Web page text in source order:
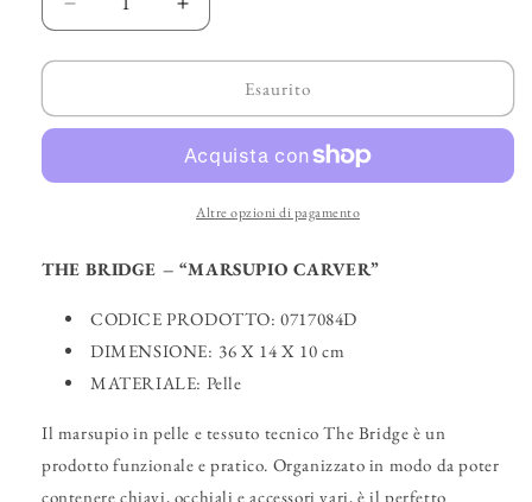
Diminuisci
quantità
per
BRIDGE
Carver”
Aumenta
quantità
per
BRIDGE
“Marsupio
Carver”
Esaurito
Altre opzioni di pagamento
THE BRIDGE – “MARSUPIO CARVER”
CODICE PRODOTTO: 0717084D
DIMENSIONE: 36 X 14 X 10 cm
MATERIALE: Pelle
Il marsupio in pelle e tessuto tecnico The Bridge è un
prodotto funzionale e pratico. Organizzato in modo da poter
contenere chiavi, occhiali e accessori vari, è il perfetto